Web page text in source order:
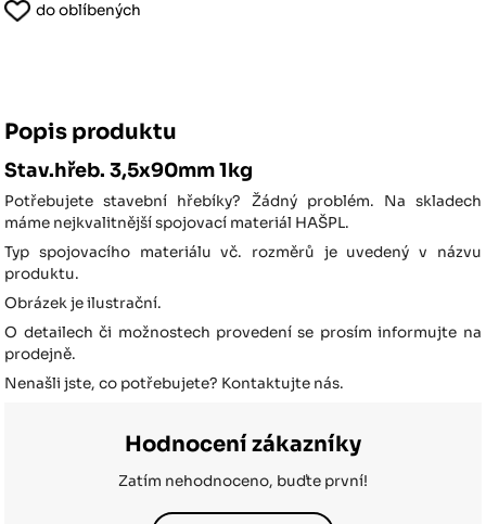
do oblíbených
Popis produktu
Stav.hřeb. 3,5x90mm 1kg
Potřebujete stavební hřebíky? Žádný problém. Na skladech
máme nejkvalitnější spojovací materiál HAŠPL.
Typ spojovacího materiálu vč. rozměrů je uvedený v názvu
produktu.
Obrázek je ilustrační.
O detailech či možnostech provedení se prosím informujte na
prodejně.
Nenašli jste, co potřebujete? Kontaktujte nás.
Hodnocení zákazníky
Zatím nehodnoceno, buďte první!